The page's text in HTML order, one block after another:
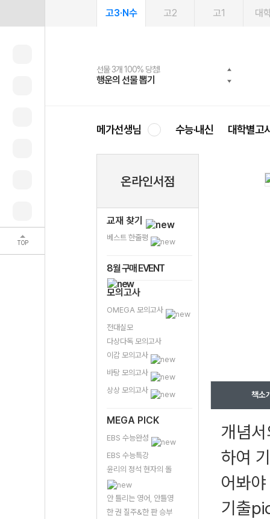
TOP
고3·N수 고2 고1 대
선물 3개 100% 당첨!
행운의 선물 뽑기
선물 100% 증정!
메가스터디 X 올리브
여름방학 스터디 캐시백
메가런 썸머스쿨
2027 러셀 단과
강사 공개선발
스마트러닝앱
설문 EVENT
메가패스
3일 무료 체험권
메가패스 수강생 무료혜택!
메가클럽 멤버십
사회공헌 캠페인
희망이룸 메가나눔
메가선생님 수능·내신 대학별고
온라인서점
교재 찾기
베스트 한줄평
8월 구매 EVENT
모의고사
OMEGA 모의고사
전대실모
다상다독 모의고사
이감 모의고사
바탕 모의고사
상상 모의고사
MEGA PICK
EBS 수능완성
EBS 수능특강
윤리의 정석 현자의 돌
안 틀리는 영어, 안틀영
한 권 질주&한 판 승부
책소
개념
하여
어봐
기출